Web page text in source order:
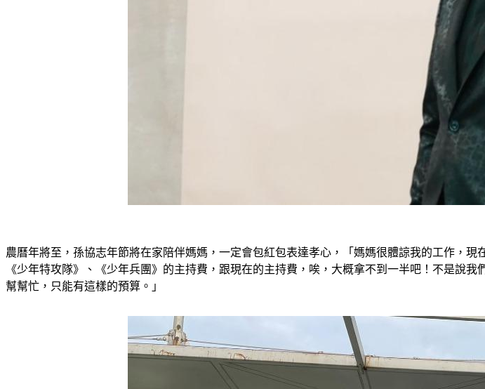
農曆年將至，孫協志年節將在家陪伴媽媽，一定會包紅包表達孝心，「媽媽很體諒我的工作，
《少年特攻隊》、《少年兵團》的主持費，跟現在的主持費，唉，大概拿不到一半吧！不是說
幫幫忙，只能有這樣的預算。」